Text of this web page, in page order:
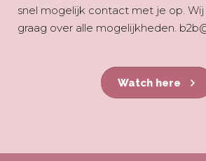
snel mogelijk contact met je op.
graag over alle mogelijkheden.
Watch here